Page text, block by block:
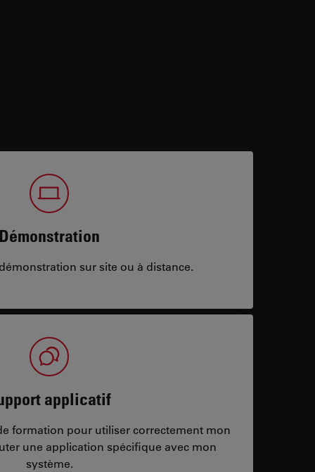
Démonstration
sur site ou à distance.
applicatif
formation pour utiliser correctement mon
une application spécifique avec mon
système.